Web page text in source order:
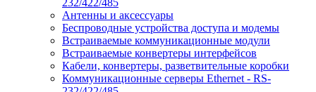
232/422/485
Антенны и аксессуары
Беспроводные устройства доступа и модемы
Встраиваемые коммуникационные модули
Встраиваемые конвертеры интерфейсов
Кабели, конвертеры, разветвительные коробки
Коммуникационные серверы Ethernet - RS-